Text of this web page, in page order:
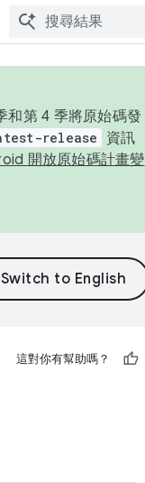
和第 4 季將原始碼發
release
資訊
開放原始碼計畫變
這對你有幫助嗎？